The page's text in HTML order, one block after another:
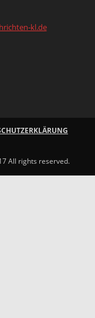
kl.de
All rights reserved.